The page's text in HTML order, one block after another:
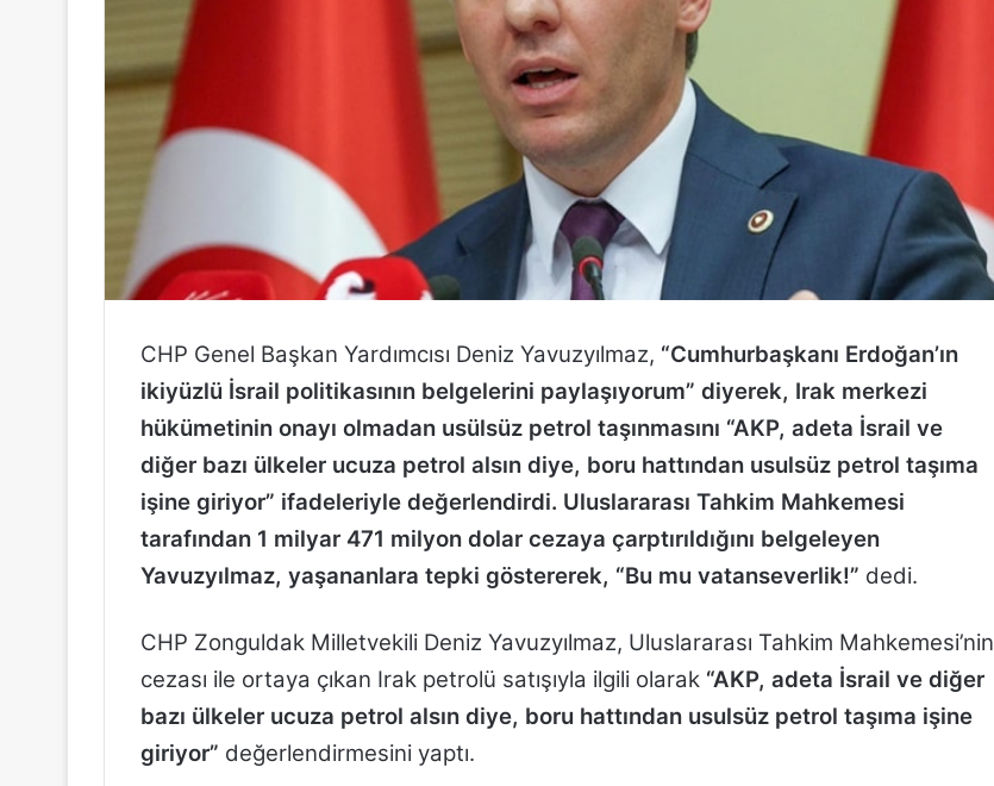
n
d
e
k
CHP Genel Başkan Yardımcısı Deniz Yavuzyılmaz, “Cumhurbaşkanı Erdoğan’ın
ikiyüzlü İsrail politikasının belgelerini paylaşıyorum” diyerek, Irak merkezi
hükümetinin onayı olmadan usülsüz petrol taşınmasını “AKP, adeta İsrail ve
diğer bazı ülkeler ucuza petrol alsın diye, boru hattından usulsüz petrol taşıma
işine giriyor” ifadeleriyle değerlendirdi. Uluslararası Tahkim Mahkemesi
tarafından 1 milyar 471 milyon dolar cezaya çarptırıldığını belgeleyen
Yavuzyılmaz, yaşananlara tepki göstererek, “Bu mu vatanseverlik!” dedi.
CHP Zonguldak Milletvekili Deniz Yavuzyılmaz, Uluslararası Tahkim Mahkemesi’nin
cezası ile ortaya çıkan Irak petrolü satışıyla ilgili olarak “AKP, adeta İsrail ve diğer
bazı ülkeler ucuza petrol alsın diye, boru hattından usulsüz petrol taşıma işine
giriyor” değerlendirmesini yaptı.